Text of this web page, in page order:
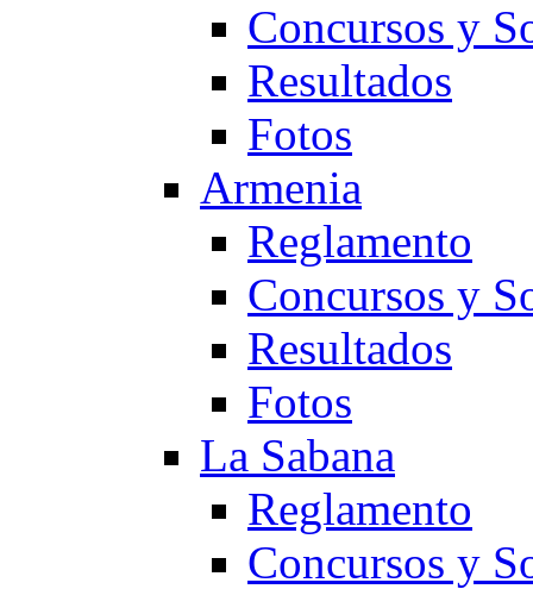
Concursos y
Resultados
Fotos
Armenia
Reglamento
Concursos y
Resultados
Fotos
La Sabana
Reglamento
Concursos y